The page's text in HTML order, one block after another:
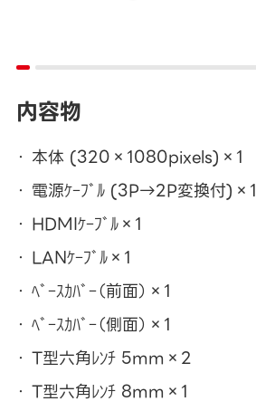
内容物
本体 (320×1080pixels)×1
電源ｹｰﾌﾞﾙ (3P→2P変換付)×1
HDMIｹｰﾌﾞﾙ×1
LANｹｰﾌﾞﾙ×1
ﾍﾞｰｽｶﾊﾞｰ（前面）×1
ﾍﾞｰｽｶﾊﾞｰ（側面）×1
T型六角ﾚﾝﾁ 5mm×2
T型六角ﾚﾝﾁ 8mm×1